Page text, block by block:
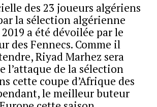
des 23 joueurs algériens
la sélection algérienne
a été dévoilée par le
des Fennecs. Comme il
Riyad Marhez sera
l’attaque de la sélection
cette coupe d’Afrique des
le meilleur buteur